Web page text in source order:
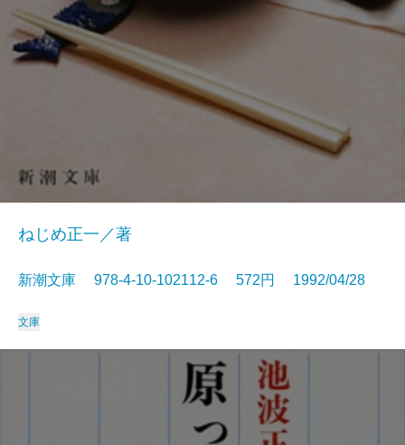
ねじめ正一／著
新潮文庫 978-4-10-102112-6 572円 1992/04/28
文庫